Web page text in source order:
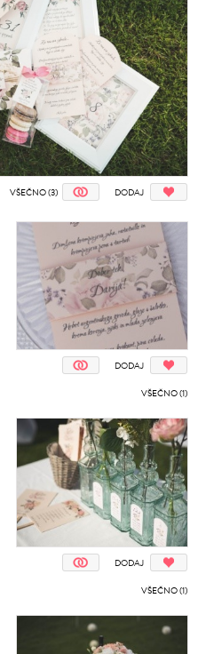
DODAJ
VŠEČNO (3)
DODAJ
VŠEČNO (1)
DODAJ
VŠEČNO (1)